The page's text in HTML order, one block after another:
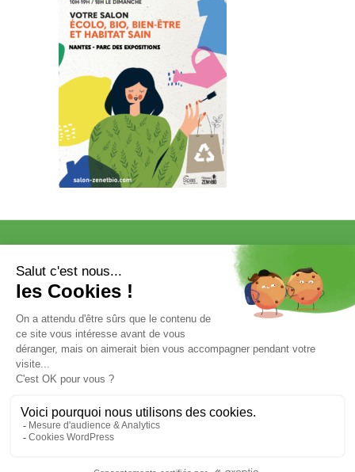
EXPOSER
COMMUNICATION/PRESSE ET
VOTRE ENTRÉE GRATUITE